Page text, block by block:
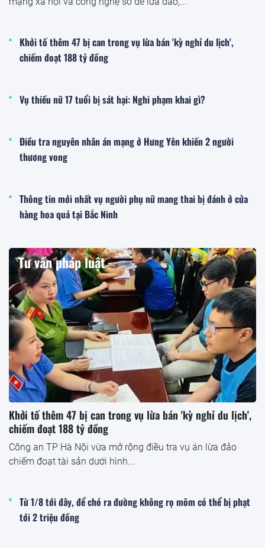
Khởi tố thêm 47 bị can trong vụ lừa bán 'kỳ nghỉ du lịch',
chiếm đoạt 188 tỷ đồng
Vụ thiếu nữ 17 tuổi bị sát hại: Nghi phạm khai gì?
Điều tra nguyên nhân án mạng ở Hưng Yên khiến 2 người
thương vong
Thông tin mới nhất vụ người phụ nữ mang thai bị đánh ở cửa
hàng hoa quả tại Bắc Ninh
Tư vấn pháp luật
Khởi tố thêm 47 bị can trong vụ lừa bán 'kỳ nghỉ du lịch',
chiếm đoạt 188 tỷ đồng
Công an TP Hà Nội vừa mở rộng điều tra vụ án lừa đảo
chiếm đoạt tài sản dưới hình...
Từ 1/8 tới đây, để chó ra đường không rọ mõm có thể bị phạt
tới 2 triệu đồng